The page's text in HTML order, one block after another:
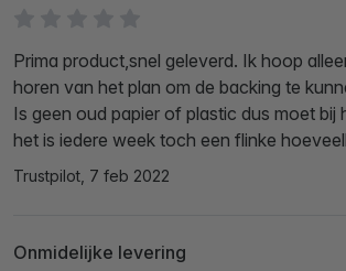
Prima product,snel geleverd. Ik hoop
horen van het plan om de backing te
Is geen oud papier of plastic dus moet bij
het is iedere week toch een flinke
Trustpilot, 7 feb 2022
Onmidelijke levering